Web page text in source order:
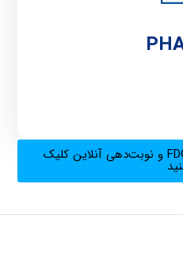
برای بهره‌مندی از خدمات FDG و نوبت‌دهی آنلاین کلیک